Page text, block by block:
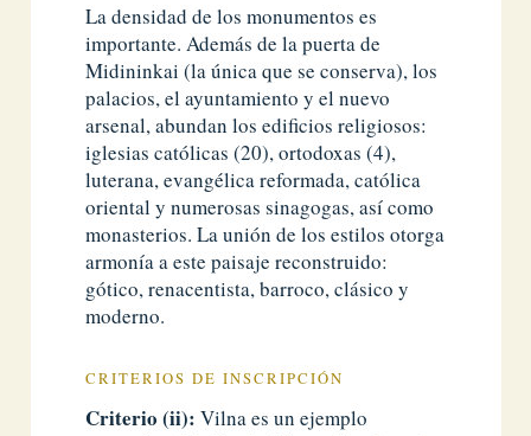
La densidad de los monumentos es
importante. Además de la puerta de
Midininkai (la única que se conserva), los
palacios, el ayuntamiento y el nuevo
arsenal, abundan los edificios religiosos:
iglesias católicas (20), ortodoxas (4),
luterana, evangélica reformada, católica
oriental y numerosas sinagogas, así como
monasterios. La unión de los estilos otorga
armonía a este paisaje reconstruido:
gótico, renacentista, barroco, clásico y
moderno.
CRITERIOS DE INSCRIPCIÓN
Criterio (ii): Vilna es un ejemplo